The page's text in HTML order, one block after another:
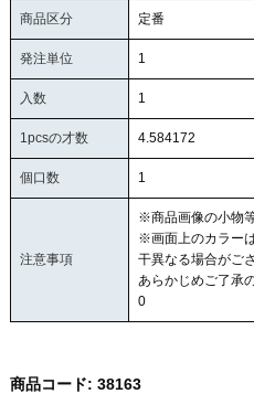
商品区分 定番
発注単位 1
入数 1
1pcsの才数 4.584172
個口数 1
注意事項
※商品画像の小物
※画面上のカラー
干異なる場合がご
あらかじめご了承
0
商品コード: 38163